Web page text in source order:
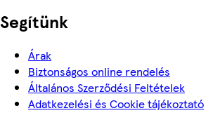
Segítünk
Árak
Biztonságos online rendelés
Általános Szerződési Feltételek
Adatkezelési és Cookie tájékoztató